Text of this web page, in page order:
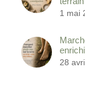
1 mai
28